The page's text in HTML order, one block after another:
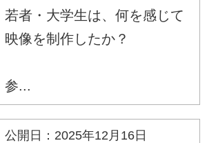
若者・大学生は、何を感じて
映像を制作したか？
参...
公開日：2025年12月16日